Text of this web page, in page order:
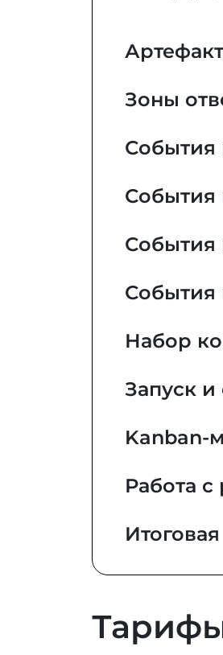
Зоны
События
События
События
События
Набор
Запуск
Kanban-
Работа